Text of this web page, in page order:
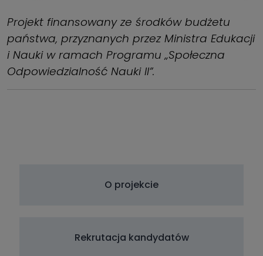
Projekt finansowany ze środków budżetu
państwa, przyznanych przez Ministra Edukacji
i Nauki w ramach Programu „Społeczna
Odpowiedzialność Nauki II”.
O projekcie
Rekrutacja kandydatów